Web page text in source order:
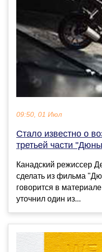
09:50, 01 Июл
Стало известно о
третьей части
Канадский режиссер
сделать из фильма
говорится в
уточнил один из...